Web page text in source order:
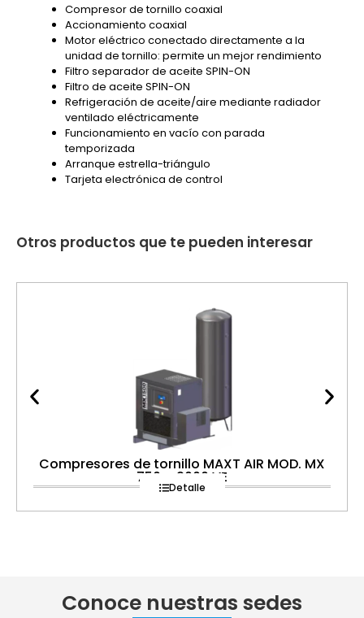
Compresor de tornillo coaxial
Accionamiento coaxial
Motor eléctrico conectado directamente a la
unidad de tornillo: permite un mejor rendimiento
Filtro separador de aceite SPIN-ON
Filtro de aceite SPIN-ON
Refrigeración de aceite/aire mediante radiador
ventilado eléctricamente
Funcionamiento en vacío con parada
temporizada
Arranque estrella-triángulo
Tarjeta electrónica de control
Otros productos que te pueden interesar
Compresores de tornillo MAXT AIR MOD. MX
750 – 2000 VE
Detalle
Conoce nuestras sedes